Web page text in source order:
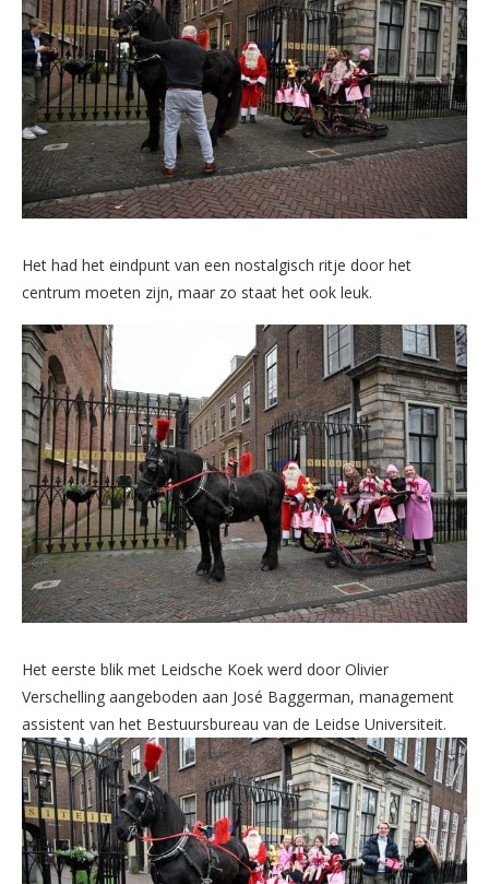
Het had het eindpunt van een nostalgisch ritje door het
centrum moeten zijn, maar zo staat het ook leuk.
Het eerste blik met Leidsche Koek werd door Olivier
Verschelling aangeboden aan José Baggerman, management
assistent van het Bestuursbureau van de Leidse Universiteit.